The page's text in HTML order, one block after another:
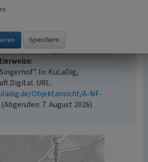
Hinweis
Inhalt ist urheberrechtlich
Medien unterliegen
zusätzlichen urheberrechtlichen
an diesen ausgewiesen sind.
In: KuLaDig,
URL:
Objektansicht/A-NF-
(Abgerufen: 7. August 2026)